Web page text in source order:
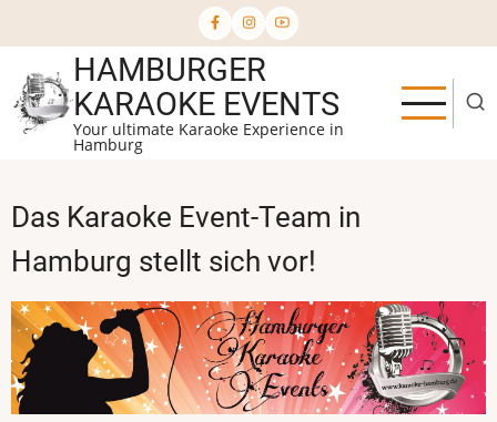
zum
Inhalt
HAMBURGER
KARAOKE EVENTS
Your ultimate Karaoke Experience in
Hamburg
Das Karaoke Event-Team in
Hamburg stellt sich vor!